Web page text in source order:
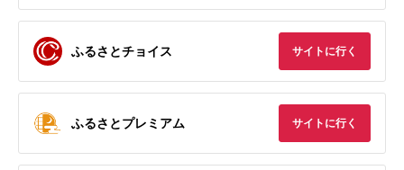
ふるさとチョイス サイトに行く
ふるさとプレミアム サイトに行く